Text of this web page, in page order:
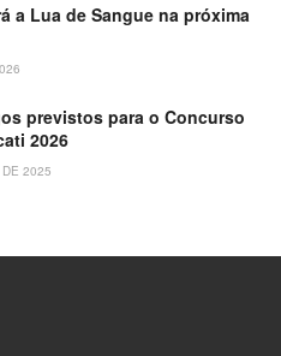
a Lua de Sangue na próxima
previstos para o Concurso
2026
2025